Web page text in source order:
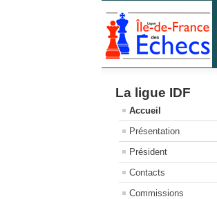
La ligue IDF
Accueil
Présentation
Président
Contacts
Commissions